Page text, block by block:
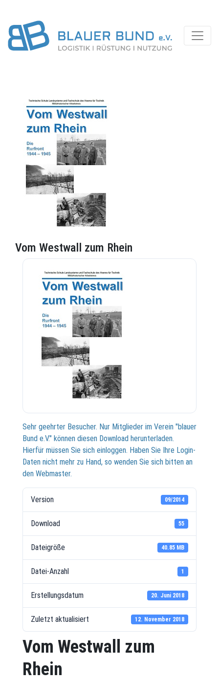
Vom Westwall zum Rhein
Sehr geehrter Besucher. Nur Mitglieder im Verein "blauer
Bund e.V." können diesen Download herunterladen.
Hierfür müssen Sie sich einloggen. Haben Sie Ihre Login-
Daten nicht mehr zu Hand, so wenden Sie sich bitten an
den Webmaster.
Version 09/2014
Download 55
Dateigröße 40.85 MB
Datei-Anzahl 1
Erstellungsdatum 20. Juni 2018
Zuletzt aktualisiert 12. November 2018
Vom Westwall zum
Rhein